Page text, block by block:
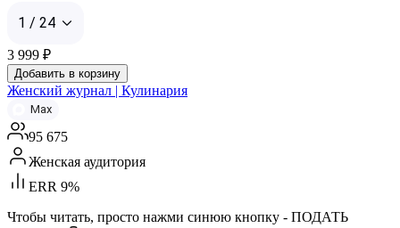
1 / 24
3 999 ₽
Добавить в корзину
Женский журнал | Кулинария
Max
95 675
Женская аудитория
ERR 9%
Чтобы читать, просто нажми синюю кнопку - ПОДАТЬ